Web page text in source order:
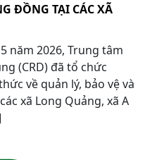
ĐỒNG TẠI CÁC XÃ
năm 2026, Trung tâm
(CRD) đã tổ chức
về quản lý, bảo vệ và
xã Long Quảng, xã A